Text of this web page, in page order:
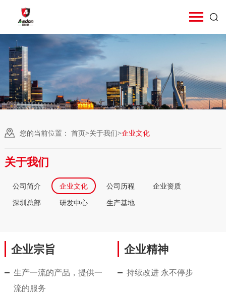
您的当前位置： 首页>关于我们>企业文化
关于我们
公司简介 企业文化 公司历程
企业资质
深圳总部
研发中心 生产基地
企业宗旨
生产一流的产品，提供一
流的服务
企业精神
持续改进 永不停步